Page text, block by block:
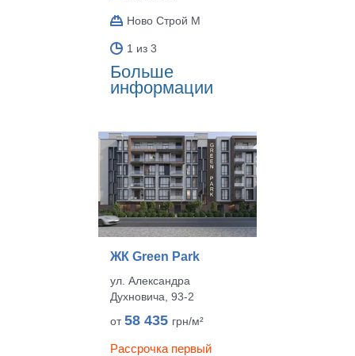
Ново Строй М
1 из 3
Больше
информации
ЖК Green Park
ул. Александра
Духновича, 93-2
от58 435 грн/м²
Рассрочка первый